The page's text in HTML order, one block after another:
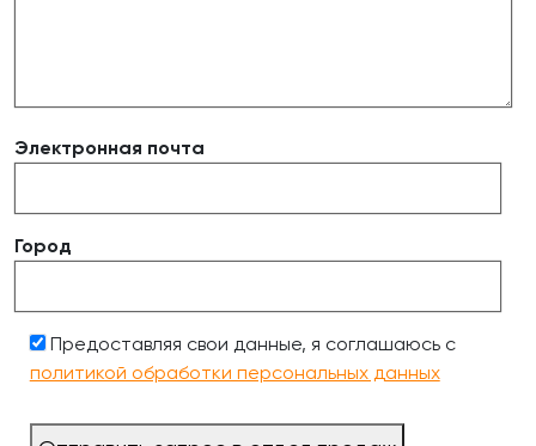
Электронная почта
Город
Предоставляя свои данные, я соглашаюсь с
политикой обработки персональных данных